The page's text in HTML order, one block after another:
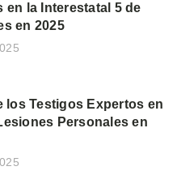
en la Interestatal 5 de
en 2025
los Testigos Expertos en
Personales en